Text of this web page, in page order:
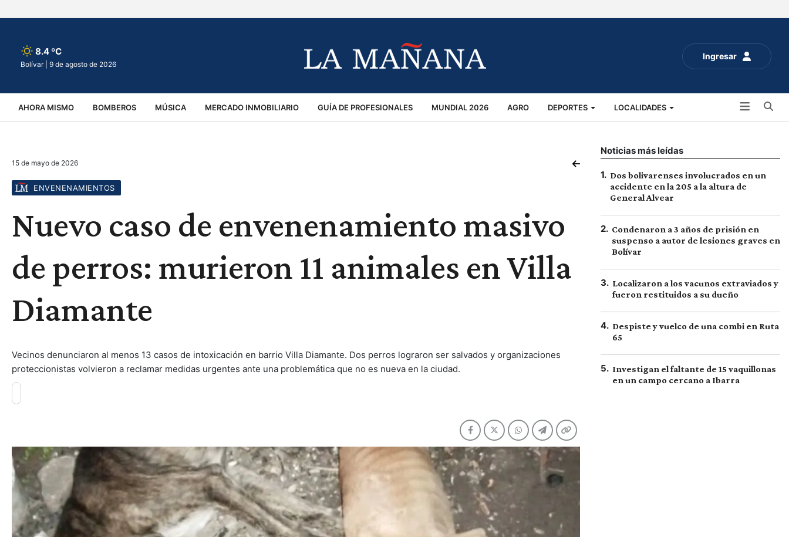
Ingresar
8.4 ºC
Bolívar | 9 de agosto de 2026
AHORA MISMO BOMBEROS MÚSICA MERCADO INMOBILIARIO GUÍA DE PROFESIONALES MUNDIAL 2026 AGRO DEPORTES LOCALIDADES
VIRALES ACCIDENTES
15 de mayo de 2026
ENVENENAMIENTOS
Nuevo caso de envenenamiento masivo
de perros: murieron 11 animales en Villa
Diamante
Vecinos denunciaron al menos 13 casos de intoxicación en barrio Villa Diamante. Dos perros lograron ser salvados y organizaciones
proteccionistas volvieron a reclamar medidas urgentes ante una problemática que no es nueva en la ciudad.
Noticias más leídas
1. Dos bolivarenses involucrados en un
accidente en la 205 a la altura de
General Alvear
2. Condenaron a 3 años de prisión en
suspenso a autor de lesiones graves en
Bolívar
3. Localizaron a los vacunos extraviados y
fueron restituidos a su dueño
4. Despiste y vuelco de una combi en Ruta
65
5. Investigan el faltante de 15 vaquillonas
en un campo cercano a Ibarra